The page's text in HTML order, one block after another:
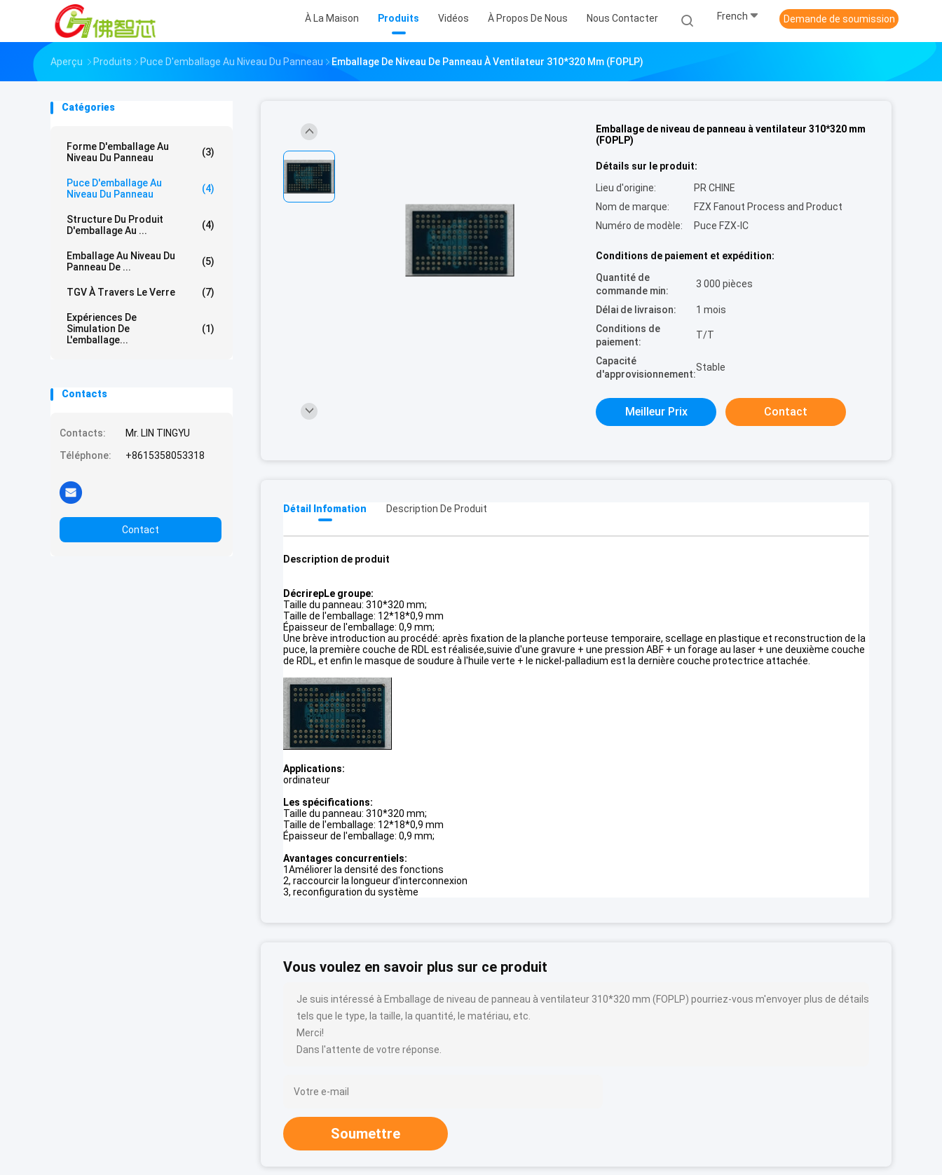
À La Maison Produits Vidéos À Propos De Nous Nous Contacter French Demande de soumission
Aperçu Produits Puce D'emballage Au Niveau Du Panneau Emballage De Niveau De Panneau À Ventilateur 310*320 Mm (FOPLP)
Catégories
Forme D'emballage Au
Niveau Du Panneau
(3)
Puce D'emballage Au
Niveau Du Panneau
(4)
Structure Du Produit
D'emballage Au ...
(4)
Emballage Au Niveau Du
Panneau De ...
(5)
TGV À Travers Le Verre (7)
Expériences De
Simulation De
L'emballage...
(1)
Contacts
Contacts:
Mr. LIN TINGYU
Téléphone:
+8615358053318
Contact
Emballage de niveau de panneau à ventilateur 310*320 mm
(FOPLP)
Détails sur le produit:
Lieu d'origine:
PR CHINE
Nom de marque:
FZX Fanout Process and Product
Numéro de modèle:
Puce FZX-IC
Conditions de paiement et expédition:
Quantité de
commande min:
3 000 pièces
Délai de livraison:
1 mois
Conditions de
paiement:
T/T
Capacité
d'approvisionnement:
Stable
Meilleur Prix Contact
Détail Infomation Description De Produit
Description de produit
DécrirepLe groupe:
Taille du panneau: 310*320 mm;
Taille de l'emballage: 12*18*0,9 mm
Épaisseur de l'emballage: 0,9 mm;
Une brève introduction au procédé: après fixation de la planche porteuse temporaire, scellage en plastique et reconstruction de la
puce, la première couche de RDL est réalisée,suivie d'une gravure + une pression ABF + un forage au laser + une deuxième couche
de RDL, et enfin le masque de soudure à l'huile verte + le nickel-palladium est la dernière couche protectrice attachée.
Applications:
ordinateur
Les spécifications:
Taille du panneau: 310*320 mm;
Taille de l'emballage: 12*18*0,9 mm
Épaisseur de l'emballage: 0,9 mm;
Avantages concurrentiels:
1Améliorer la densité des fonctions
2, raccourcir la longueur d'interconnexion
3, reconfiguration du système
Vous voulez en savoir plus sur ce produit
Je suis intéressé à Emballage de niveau de panneau à ventilateur 310*320 mm (FOPLP) pourriez-vous m'envoyer plus de détails
tels que le type, la taille, la quantité, le matériau, etc.
Merci!
Dans l'attente de votre réponse.
Soumettre